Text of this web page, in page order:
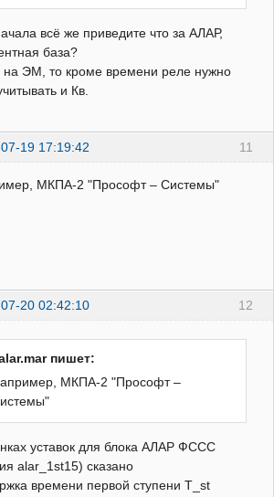
всё же приведите что за АЛАР,
база?
на ЭМ, то кроме времени реле нужно
и Кв.
11
19 17:19:42
МКПА-2 "Прософт – Системы"
12
20 02:42:10
пишет:
МКПА-2 "Прософт –
уставок для блока АЛАР ФССС
alar_1st15) сказано
времени первой ступени T_st